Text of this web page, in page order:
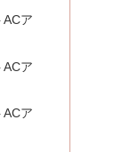
ACア
ACア
ACア